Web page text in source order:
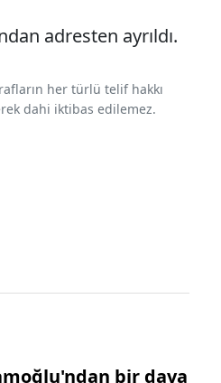
adresten ayrıldı.
her türlü telif hakkı
dahi iktibas edilemez.
bir dava